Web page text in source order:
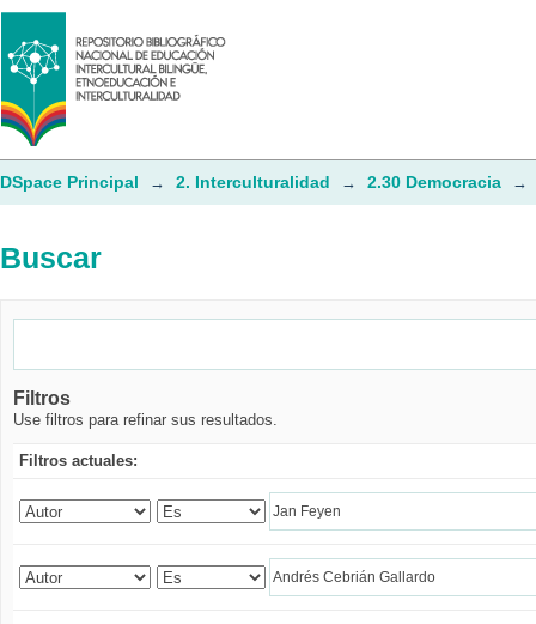
Buscar
DSpace Principal → 2. Interculturalidad → 2.30 Democracia →
Buscar
Filtros
Use filtros para refinar sus resultados.
Filtros actuales: